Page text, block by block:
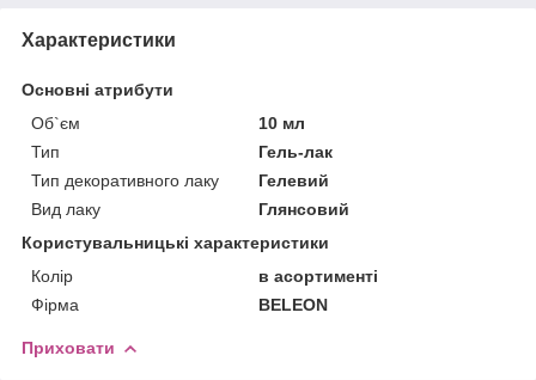
Характеристики
Основні атрибути
Об`єм
10 мл
Тип
Гель-лак
Тип декоративного лаку
Гелевий
Вид лаку
Глянсовий
Користувальницькі характеристики
Колір
в асортименті
Фірма
BELEON
Приховати